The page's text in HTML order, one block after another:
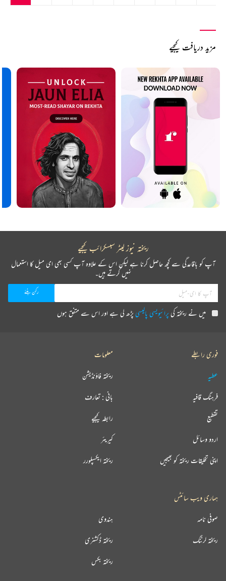
مزید دریافت کیجیے
ریختہ نیوز لیٹر سبسکرائب کیجیے
آپ کو باقاعدگی سے کچھ حاصل کرنا ہے لیکن اس کے علاوہ آپ کسی بھی ای میل کا استعمال
نہیں کرتے ہیں۔
میں نے ریختہ کیپرائیویسی پالیسیپڑھ لی ہے اور اس سے متفق ہوں
فوری رابطے
عطیہ
فرہنگ قافیہ
تقطیع
اردو وسائل
اپنی تخلیقات ریختہ کو بھیجیں
معلومات
ریختہ فاؤنڈیشن
بانی : تعارف
رابطہ کیجیے
کیریئر
ریختہ ایکسپلورر
ہماری ویب سائٹس
ہندوی صوفی نامہ
ریختہ ڈکشنری ریختہ لرننگ
ریختہ بکس